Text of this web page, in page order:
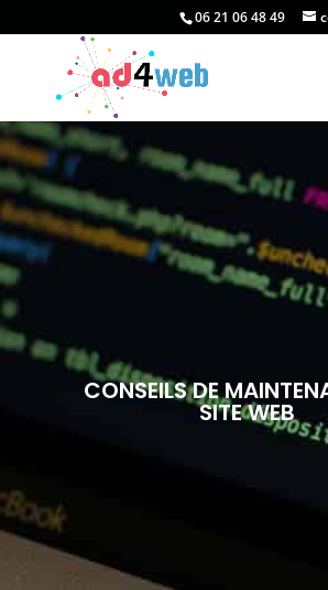
06 21 06 48 49
CONSEILS DE
SITE WEB